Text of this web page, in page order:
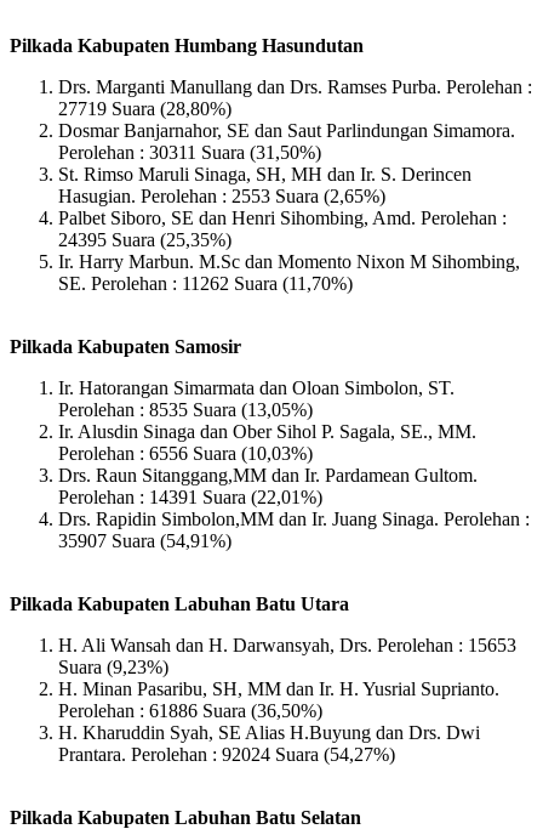
Pilkada Kabupaten Humbang Hasundutan
Drs. Marganti Manullang dan Drs. Ramses Purba. Perolehan :
27719 Suara (28,80%)
Dosmar Banjarnahor, SE dan Saut Parlindungan Simamora.
Perolehan : 30311 Suara (31,50%)
St. Rimso Maruli Sinaga, SH, MH dan Ir. S. Derincen
Hasugian. Perolehan : 2553 Suara (2,65%)
Palbet Siboro, SE dan Henri Sihombing, Amd. Perolehan :
24395 Suara (25,35%)
Ir. Harry Marbun. M.Sc dan Momento Nixon M Sihombing,
SE. Perolehan : 11262 Suara (11,70%)
Pilkada Kabupaten Samosir
Ir. Hatorangan Simarmata dan Oloan Simbolon, ST.
Perolehan : 8535 Suara (13,05%)
Ir. Alusdin Sinaga dan Ober Sihol P. Sagala, SE., MM.
Perolehan : 6556 Suara (10,03%)
Drs. Raun Sitanggang,MM dan Ir. Pardamean Gultom.
Perolehan : 14391 Suara (22,01%)
Drs. Rapidin Simbolon,MM dan Ir. Juang Sinaga. Perolehan :
35907 Suara (54,91%)
Pilkada Kabupaten Labuhan Batu Utara
H. Ali Wansah dan H. Darwansyah, Drs. Perolehan : 15653
Suara (9,23%)
H. Minan Pasaribu, SH, MM dan Ir. H. Yusrial Suprianto.
Perolehan : 61886 Suara (36,50%)
H. Kharuddin Syah, SE Alias H.Buyung dan Drs. Dwi
Prantara. Perolehan : 92024 Suara (54,27%)
Pilkada Kabupaten Labuhan Batu Selatan